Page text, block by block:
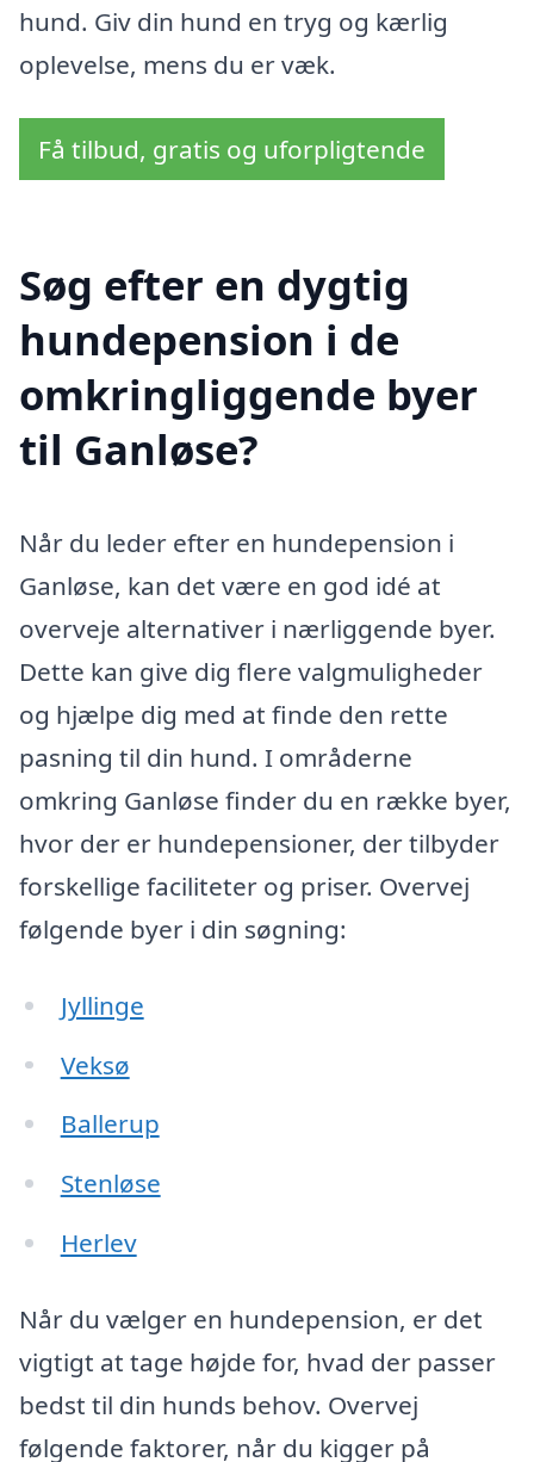
hund. Giv din hund en tryg og kærlig
oplevelse, mens du er væk.
Få tilbud, gratis og uforpligtende
Søg efter en dygtig
hundepension i de
omkringliggende byer
til Ganløse?
Når du leder efter en hundepension i
Ganløse, kan det være en god idé at
overveje alternativer i nærliggende byer.
Dette kan give dig flere valgmuligheder
og hjælpe dig med at finde den rette
pasning til din hund. I områderne
omkring Ganløse finder du en række byer,
hvor der er hundepensioner, der tilbyder
forskellige faciliteter og priser. Overvej
følgende byer i din søgning:
Jyllinge
Veksø
Ballerup
Stenløse
Herlev
Når du vælger en hundepension, er det
vigtigt at tage højde for, hvad der passer
bedst til din hunds behov. Overvej
følgende faktorer, når du kigger på